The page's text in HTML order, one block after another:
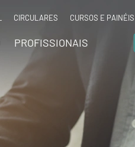
CIRCULARES CURSOS E PAINÉIS
PROFISSIONAIS